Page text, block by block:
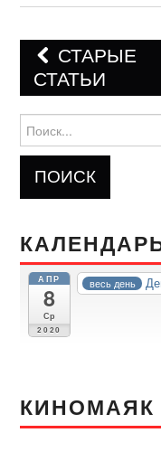
Навигация
СТАРЫЕ
СТАТЬИ
АПР
8
Ср
2020
весь день
КИНОМАЯК